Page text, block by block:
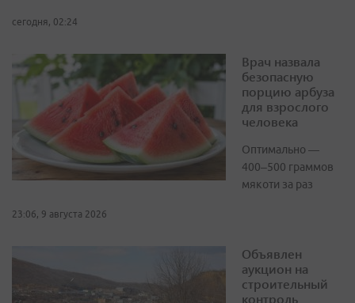
сегодня, 02:24
Врач назвала
безопасную
порцию арбуза
для взрослого
человека
Оптимально —
400–500 граммов
мякоти за раз
23:06, 9 августа 2026
Объявлен
аукцион на
строительный
контроль